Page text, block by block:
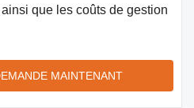
que les coûts de gestion
MAINTENANT